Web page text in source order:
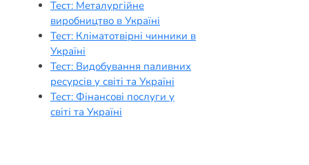
Тест: Металургійне
виробництво в Україні
Тест: Кліматотвірні чинники в
Україні
Тест: Видобування паливних
ресурсів у світі та Україні
Тест: Фінансові послуги у
світі та Україні